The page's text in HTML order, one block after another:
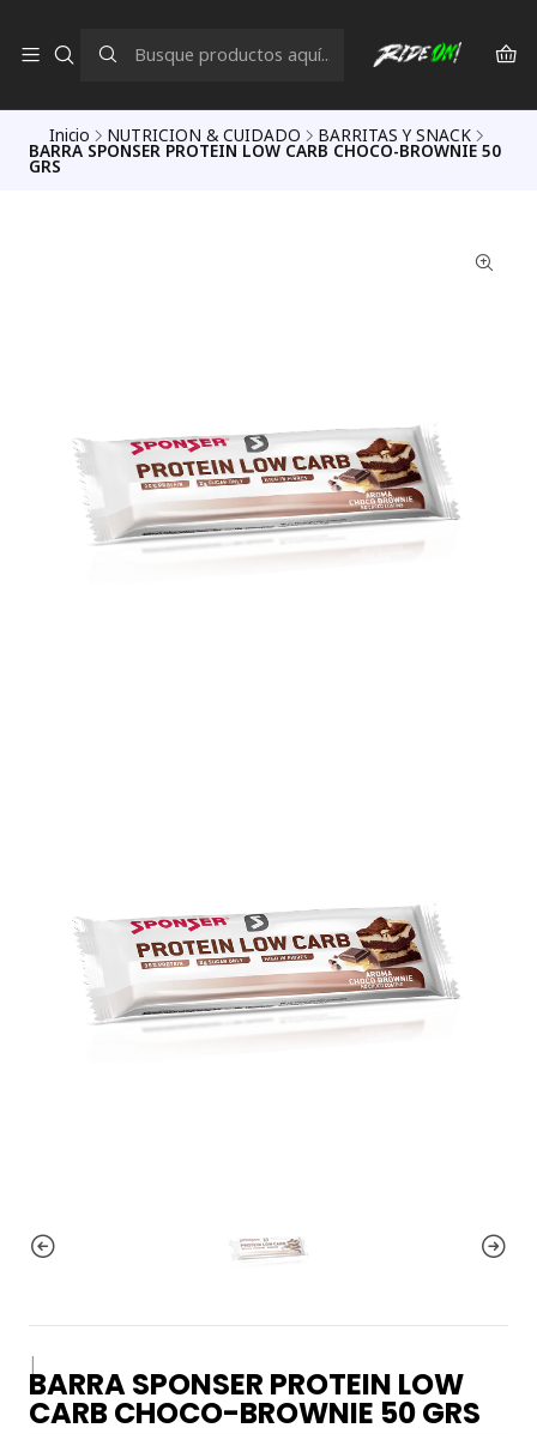
Inicio NUTRICION & CUIDADO BARRITAS Y SNACK
BARRA SPONSER PROTEIN LOW CARB CHOCO-BROWNIE 50
GRS
|
BARRA SPONSER PROTEIN LOW
CARB CHOCO-BROWNIE 50 GRS